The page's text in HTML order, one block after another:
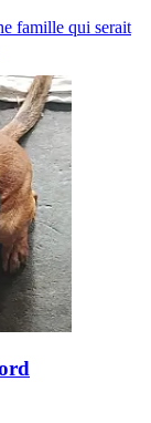
famille qui serait